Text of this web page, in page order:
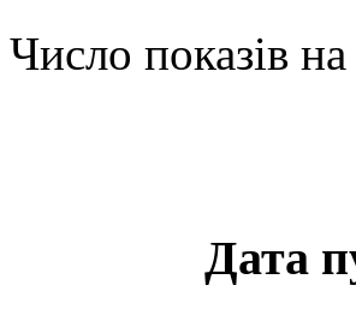
Число показів
Дата